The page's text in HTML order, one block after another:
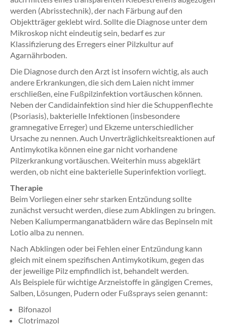
werden (Abrisstechnik), der nach Färbung auf den
Objektträger geklebt wird. Sollte die Diagnose unter dem
Mikroskop nicht eindeutig sein, bedarf es zur
Klassifizierung des Erregers einer Pilzkultur auf
Agarnährboden.
Die Diagnose durch den Arzt ist insofern wichtig, als auch
andere Erkrankungen, die sich dem Laien nicht immer
erschließen, eine Fußpilzinfektion vortäuschen können.
Neben der Candidainfektion sind hier die Schuppenflechte
(Psoriasis), bakterielle Infektionen (insbesondere
gramnegative Erreger) und Ekzeme unterschiedlicher
Ursache zu nennen. Auch Unverträglichkeitsreaktionen auf
Antimykotika können eine gar nicht vorhandene
Pilzerkrankung vortäuschen. Weiterhin muss abgeklärt
werden, ob nicht eine bakterielle Superinfektion vorliegt.
Therapie
Beim Vorliegen einer sehr starken Entzündung sollte
zunächst versucht werden, diese zum Abklingen zu bringen.
Neben Kaliumpermanganatbädern wäre das Bepinseln mit
Lotio alba zu nennen.
Nach Abklingen oder bei Fehlen einer Entzündung kann
gleich mit einem spezifischen Antimykotikum, gegen das
der jeweilige Pilz empfindlich ist, behandelt werden.
Als Beispiele für wichtige Arzneistoffe in gängigen Cremes,
Salben, Lösungen, Pudern oder Fußsprays seien genannt:
Bifonazol
Clotrimazol